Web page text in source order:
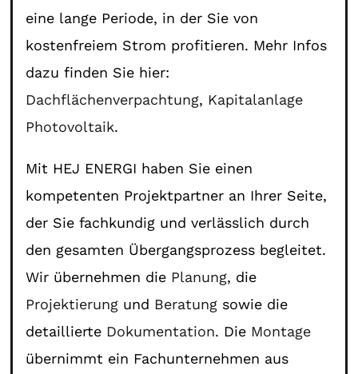
eine lange Periode, in der Sie von
kostenfreiem Strom profitieren. Mehr Infos
dazu finden Sie hier:
Dachflächenverpachtung, Kapitalanlage
Photovoltaik.
Mit HEJ ENERGI haben Sie einen
kompetenten Projektpartner an Ihrer Seite,
der Sie fachkundig und verlässlich durch
den gesamten Übergangsprozess begleitet.
Wir übernehmen die Planung, die
Projektierung und Beratung sowie die
detaillierte Dokumentation. Die Montage
übernimmt ein Fachunternehmen aus